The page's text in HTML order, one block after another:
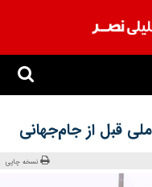
نسخه چاپی